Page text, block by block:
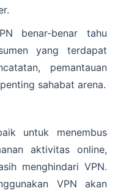
benar-benar tahu
yang terdapat
pemantauan
sahabat arena.
untuk menembus
aktivitas online,
menghindari VPN.
VPN akan